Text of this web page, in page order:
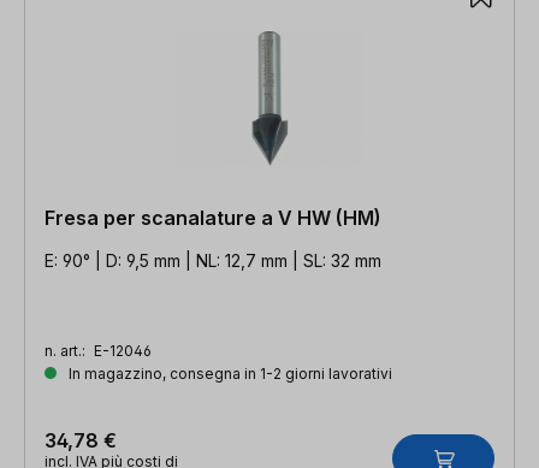
Fresa per scanalature a V HW (HM)
E: 90° | D: 9,5 mm | NL: 12,7 mm | SL: 32 mm
n. art.: E-12046
In magazzino, consegna in 1-2 giorni lavorativi
34,78 €
incl. IVA più costi di